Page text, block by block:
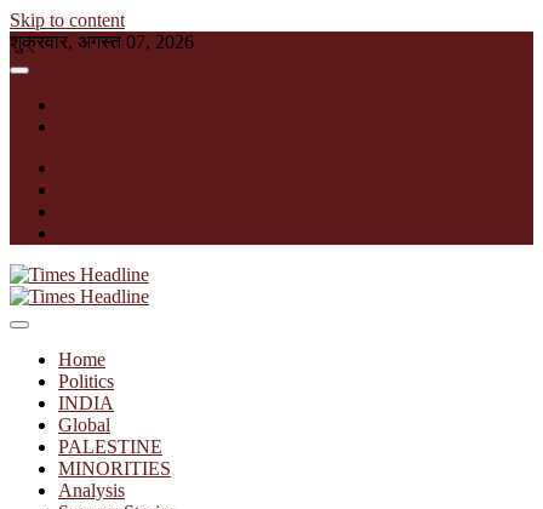
Skip to content
शुक्रवार, अगस्त 07, 2026
Times Headline
Home
Politics
INDIA
Global
PALESTINE
MINORITIES
Analysis